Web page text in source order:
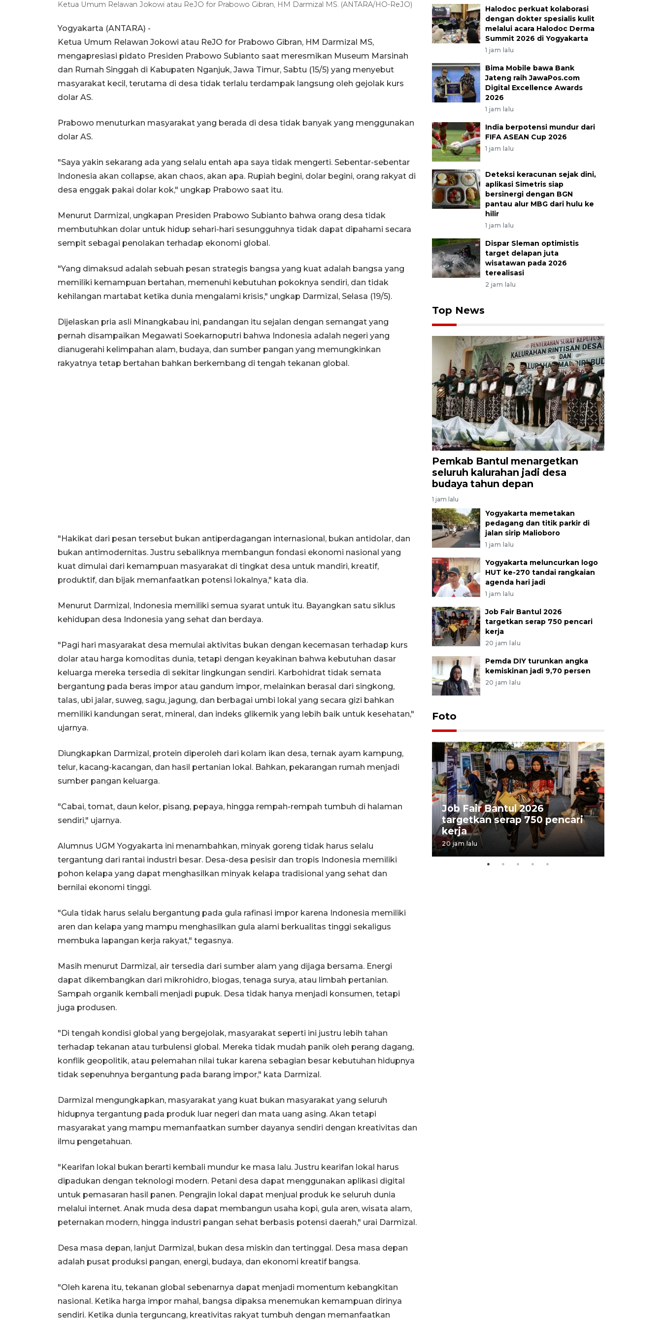
Ketua Umum Relawan Jokowi atau ReJO for Prabowo Gibran, HM Darmizal MS. (ANTARA/HO-ReJO)
Yogyakarta (ANTARA) -
Ketua Umum Relawan Jokowi atau ReJO for Prabowo Gibran, HM Darmizal MS,
mengapresiasi pidato Presiden Prabowo Subianto saat meresmikan Museum Marsinah
dan Rumah Singgah di Kabupaten Nganjuk, Jawa Timur, Sabtu (15/5) yang menyebut
masyarakat kecil, terutama di desa tidak terlalu terdampak langsung oleh gejolak kurs
dolar AS.
Prabowo menuturkan masyarakat yang berada di desa tidak banyak yang menggunakan
dolar AS.
"Saya yakin sekarang ada yang selalu entah apa saya tidak mengerti. Sebentar-sebentar
Indonesia akan collapse, akan chaos, akan apa. Rupiah begini, dolar begini, orang rakyat di
desa enggak pakai dolar kok," ungkap Prabowo saat itu.
Menurut Darmizal, ungkapan Presiden Prabowo Subianto bahwa orang desa tidak
membutuhkan dolar untuk hidup sehari-hari sesungguhnya tidak dapat dipahami secara
sempit sebagai penolakan terhadap ekonomi global.
"Yang dimaksud adalah sebuah pesan strategis bangsa yang kuat adalah bangsa yang
memiliki kemampuan bertahan, memenuhi kebutuhan pokoknya sendiri, dan tidak
kehilangan martabat ketika dunia mengalami krisis," ungkap Darmizal, Selasa (19/5).
Dijelaskan pria asli Minangkabau ini, pandangan itu sejalan dengan semangat yang
pernah disampaikan Megawati Soekarnoputri bahwa Indonesia adalah negeri yang
dianugerahi kelimpahan alam, budaya, dan sumber pangan yang memungkinkan
rakyatnya tetap bertahan bahkan berkembang di tengah tekanan global.
"Hakikat dari pesan tersebut bukan antiperdagangan internasional, bukan antidolar, dan
bukan antimodernitas. Justru sebaliknya membangun fondasi ekonomi nasional yang
kuat dimulai dari kemampuan masyarakat di tingkat desa untuk mandiri, kreatif,
produktif, dan bijak memanfaatkan potensi lokalnya," kata dia.
Menurut Darmizal, Indonesia memiliki semua syarat untuk itu. Bayangkan satu siklus
kehidupan desa Indonesia yang sehat dan berdaya.
"Pagi hari masyarakat desa memulai aktivitas bukan dengan kecemasan terhadap kurs
dolar atau harga komoditas dunia, tetapi dengan keyakinan bahwa kebutuhan dasar
keluarga mereka tersedia di sekitar lingkungan sendiri. Karbohidrat tidak semata
bergantung pada beras impor atau gandum impor, melainkan berasal dari singkong,
talas, ubi jalar, suweg, sagu, jagung, dan berbagai umbi lokal yang secara gizi bahkan
memiliki kandungan serat, mineral, dan indeks glikemik yang lebih baik untuk kesehatan,"
ujarnya.
Diungkapkan Darmizal, protein diperoleh dari kolam ikan desa, ternak ayam kampung,
telur, kacang-kacangan, dan hasil pertanian lokal. Bahkan, pekarangan rumah menjadi
sumber pangan keluarga.
"Cabai, tomat, daun kelor, pisang, pepaya, hingga rempah-rempah tumbuh di halaman
sendiri," ujarnya.
Alumnus UGM Yogyakarta ini menambahkan, minyak goreng tidak harus selalu
tergantung dari rantai industri besar. Desa-desa pesisir dan tropis Indonesia memiliki
pohon kelapa yang dapat menghasilkan minyak kelapa tradisional yang sehat dan
bernilai ekonomi tinggi.
"Gula tidak harus selalu bergantung pada gula rafinasi impor karena Indonesia memiliki
aren dan kelapa yang mampu menghasilkan gula alami berkualitas tinggi sekaligus
membuka lapangan kerja rakyat," tegasnya.
Masih menurut Darmizal, air tersedia dari sumber alam yang dijaga bersama. Energi
dapat dikembangkan dari mikrohidro, biogas, tenaga surya, atau limbah pertanian.
Sampah organik kembali menjadi pupuk. Desa tidak hanya menjadi konsumen, tetapi
juga produsen.
"Di tengah kondisi global yang bergejolak, masyarakat seperti ini justru lebih tahan
terhadap tekanan atau turbulensi global. Mereka tidak mudah panik oleh perang dagang,
konflik geopolitik, atau pelemahan nilai tukar karena sebagian besar kebutuhan hidupnya
tidak sepenuhnya bergantung pada barang impor," kata Darmizal.
Darmizal mengungkapkan, masyarakat yang kuat bukan masyarakat yang seluruh
hidupnya tergantung pada produk luar negeri dan mata uang asing. Akan tetapi
masyarakat yang mampu memanfaatkan sumber dayanya sendiri dengan kreativitas dan
ilmu pengetahuan.
"Kearifan lokal bukan berarti kembali mundur ke masa lalu. Justru kearifan lokal harus
dipadukan dengan teknologi modern. Petani desa dapat menggunakan aplikasi digital
untuk pemasaran hasil panen. Pengrajin lokal dapat menjual produk ke seluruh dunia
melalui internet. Anak muda desa dapat membangun usaha kopi, gula aren, wisata alam,
peternakan modern, hingga industri pangan sehat berbasis potensi daerah," urai Darmizal.
Desa masa depan, lanjut Darmizal, bukan desa miskin dan tertinggal. Desa masa depan
adalah pusat produksi pangan, energi, budaya, dan ekonomi kreatif bangsa.
"Oleh karena itu, tekanan global sebenarnya dapat menjadi momentum kebangkitan
nasional. Ketika harga impor mahal, bangsa dipaksa menemukan kemampuan dirinya
sendiri. Ketika dunia terguncang, kreativitas rakyat tumbuh dengan memanfaatkan
Halodoc perkuat kolaborasi
dengan dokter spesialis kulit
melalui acara Halodoc Derma
Summit 2026 di Yogyakarta
1 jam lalu
Bima Mobile bawa Bank
Jateng raih JawaPos.com
Digital Excellence Awards
2026
1 jam lalu
India berpotensi mundur dari
FIFA ASEAN Cup 2026
1 jam lalu
Deteksi keracunan sejak dini,
aplikasi Simetris siap
bersinergi dengan BGN
pantau alur MBG dari hulu ke
hilir
1 jam lalu
Dispar Sleman optimistis
target delapan juta
wisatawan pada 2026
terealisasi
2 jam lalu
Top News
Pemkab Bantul menargetkan
seluruh kalurahan jadi desa
budaya tahun depan
1 jam lalu
Yogyakarta memetakan
pedagang dan titik parkir di
jalan sirip Malioboro
1 jam lalu
Yogyakarta meluncurkan logo
HUT ke-270 tandai rangkaian
agenda hari jadi
1 jam lalu
Job Fair Bantul 2026
targetkan serap 750 pencari
kerja
20 jam lalu
Pemda DIY turunkan angka
kemiskinan jadi 9,70 persen
20 jam lalu
Foto
03 August 2026 13:03 WIB
Job Fair Bantul 2026
targetkan serap 750 pencari
kerja
20 jam lalu